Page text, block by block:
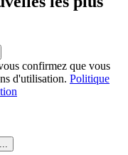
confirmez que vous
d'utilisation. Politique